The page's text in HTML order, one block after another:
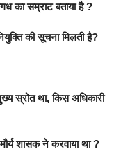
का सम्राट बताया है ?
की सूचना मिलती है?
स्रोत था, किस अधिकारी
शासक ने करवाया था ?